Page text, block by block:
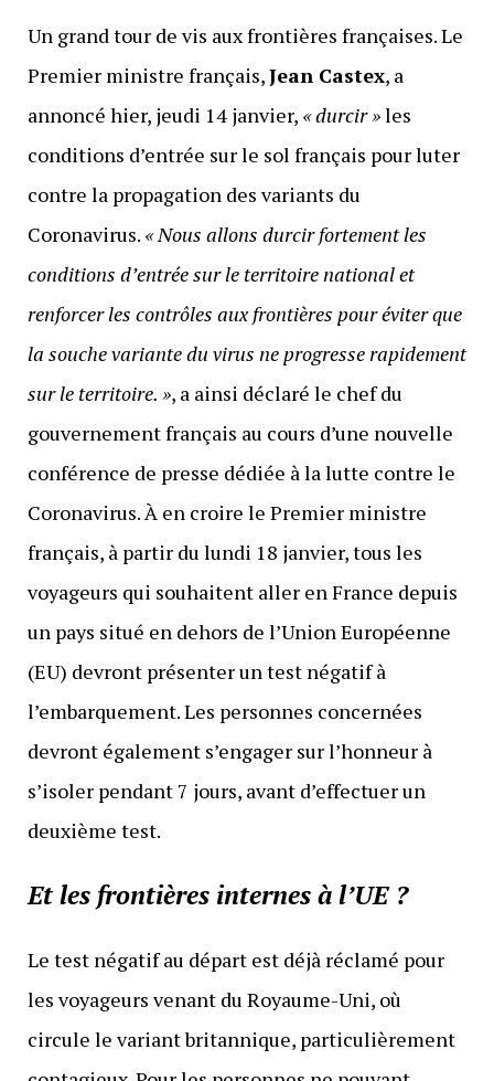
Un grand tour de vis aux frontières françaises. Le
Premier ministre français,Jean Castex, a
annoncé hier, jeudi 14 janvier, « durcir »les
conditions d’entrée sur le sol français pour luter
contre la propagation des variants du
Coronavirus. « Nous allons durcir fortement les
conditions d’entrée sur le territoire national et
renforcer les contrôles aux frontières pour éviter que
la souche variante du virus ne progresse rapidement
sur le territoire. », a ainsi déclaré le chef du
gouvernement français au cours d’une nouvelle
conférence de presse dédiée à la lutte contre le
Coronavirus. À en croire le Premier ministre
français, à partir du lundi 18 janvier, tous les
voyageurs qui souhaitent aller en France depuis
un pays situé en dehors de l’Union Européenne
(EU) devront présenter un test négatif à
l’embarquement. Les personnes concernées
devront également s’engager sur l’honneur à
s’isoler pendant 7 jours, avant d’effectuer un
deuxième test.
Et les frontières internes à l’UE ?
Le test négatif au départ est déjà réclamé pour
les voyageurs venant du Royaume-Uni, où
circule le variant britannique, particulièrement